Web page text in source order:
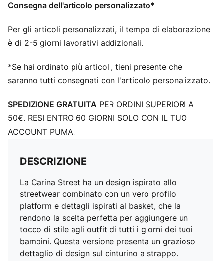
Consegna dell'articolo personalizzato*
Per gli articoli personalizzati, il tempo di elaborazione
è di 2-5 giorni lavorativi addizionali.
*Se hai ordinato più articoli, tieni presente che
saranno tutti consegnati con l'articolo personalizzato.
SPEDIZIONE GRATUITA PER ORDINI SUPERIORI A
50€. RESI ENTRO 60 GIORNI SOLO CON IL TUO
ACCOUNT PUMA.
DESCRIZIONE
La Carina Street ha un design ispirato allo
streetwear combinato con un vero profilo
platform e dettagli ispirati al basket, che la
rendono la scelta perfetta per aggiungere un
tocco di stile agli outfit di tutti i giorni dei tuoi
bambini. Questa versione presenta un grazioso
dettaglio di design sul cinturino a strappo.